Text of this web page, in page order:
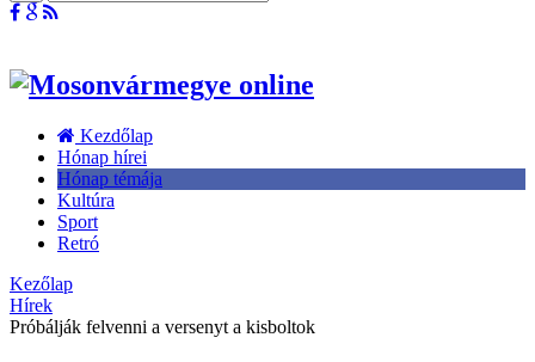
Kezdőlap
Hónap hírei
Hónap témája
Kultúra
Sport
Retró
Kezőlap
Hírek
Próbálják felvenni a versenyt a kisboltok